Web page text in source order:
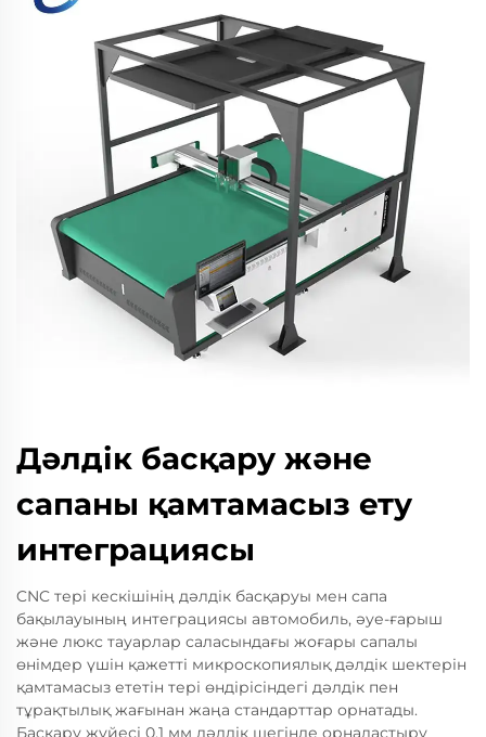
Дәлдік басқару және
сапаны қамтамасыз ету
интеграциясы
CNC тері кескішінің дәлдік басқаруы мен сапа
бақылауының интеграциясы автомобиль, әуе-ғарыш
және люкс тауарлар саласындағы жоғары сапалы
өнімдер үшін қажетті микроскопиялық дәлдік шектерін
қамтамасыз ететін тері өндірісіндегі дәлдік пен
тұрақтылық жағынан жаңа стандарттар орнатады.
Басқару жүйесі 0,1 мм дәлдік шегінде орналастыру